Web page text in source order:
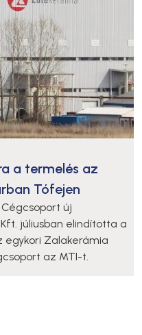
a termelés az
Tófejen
új
júliusban elindította a
egykori Zalakerámia
az MTI-t.